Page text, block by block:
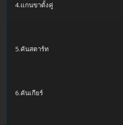
4.แกนขาตั้งคู่
5.คันสตาร์ท
6.คันเกียร์